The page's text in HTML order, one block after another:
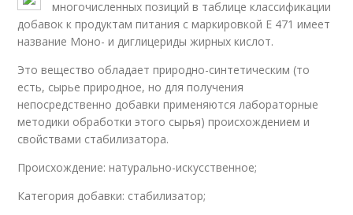
многочисленных позиций в таблице классификации
добавок к продуктам питания с маркировкой Е 471 имеет
название Моно- и диглицериды жирных кислот.
Это вещество обладает природно-синтетическим (то
есть, сырье природное, но для получения
непосредственно добавки применяются лабораторные
методики обработки этого сырья) происхождением и
свойствами стабилизатора.
Происхождение: натурально-искусственное;
Категория добавки: стабилизатор;